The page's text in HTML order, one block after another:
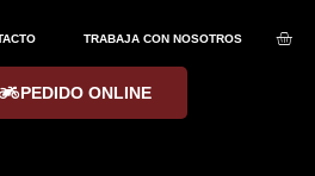
TRABAJA CON NOSOTROS
PEDIDO ONLINE